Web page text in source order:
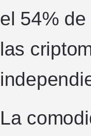
el 54%
las
La